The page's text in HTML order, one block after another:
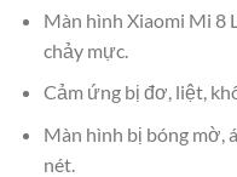
Màn hình Xiaomi Mi 8
chảy mực.
Cảm ứng bị đơ, liệt,
Màn hình bị bóng mờ,
nét.